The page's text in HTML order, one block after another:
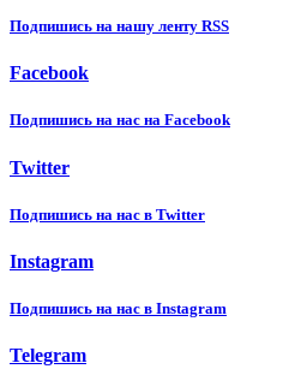
Подпишиcь на нашу ленту RSS
Facebook
Подпишиcь на нас на Facebook
Twitter
Подпишиcь на нас в Twitter
Instagram
Подпишиcь на нас в Instagram
Telegram